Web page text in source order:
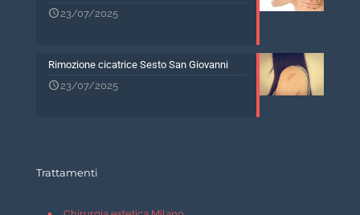
23/07/2025
Rimozione cicatrice Sesto San Giovanni
23/07/2025
Trattamenti